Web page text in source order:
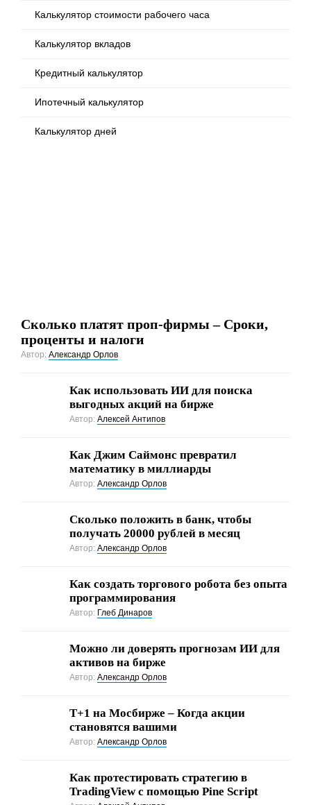
Калькулятор стоимости рабочего часа
Калькулятор вкладов
Кредитный калькулятор
Ипотечный калькулятор
Калькулятор дней
Сколько платят проп-фирмы – Сроки,
проценты и налоги
Автор:Александр Орлов
Как использовать ИИ для поиска
выгодных акций на бирже
Автор:Алексей Антипов
Как Джим Саймонс превратил
математику в миллиарды
Автор:Александр Орлов
Сколько положить в банк, чтобы
получать 20000 рублей в месяц
Автор:Александр Орлов
Как создать торгового робота без опыта
программирования
Автор: Глеб Динаров
Можно ли доверять прогнозам ИИ для
активов на бирже
Автор:Александр Орлов
Т+1 на Мосбирже – Когда акции
становятся вашими
Автор:Александр Орлов
Как протестировать стратегию в
TradingView с помощью Pine Script